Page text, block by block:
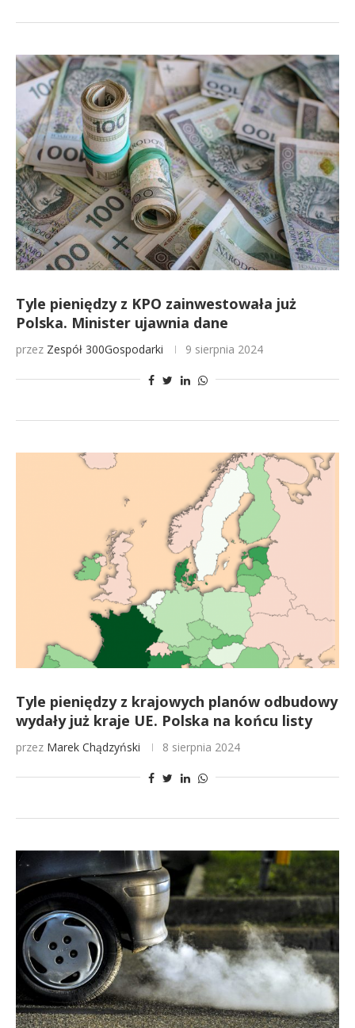
Tyle pieniędzy z KPO zainwestowała już
Polska. Minister ujawnia dane
przez Zespół 300Gospodarki 9 sierpnia 2024
Tyle pieniędzy z krajowych planów odbudowy
wydały już kraje UE. Polska na końcu listy
przez Marek Chądzyński 8 sierpnia 2024